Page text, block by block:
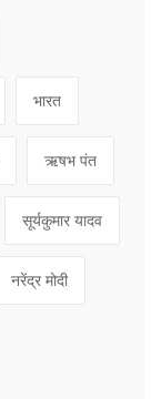
भारत
ऋषभ पंत
सूर्यकुमार यादव
नरेंद्र मोदी